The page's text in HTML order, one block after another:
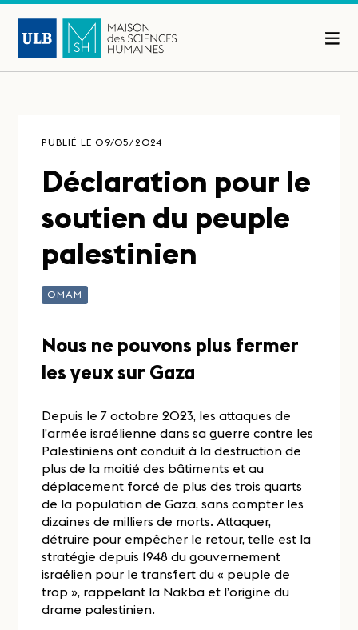
PUBLIÉ LE 09/05/2024
Déclaration pour le
soutien du peuple
palestinien
OMAM
Nous ne pouvons plus fermer
les yeux sur Gaza
Depuis le 7 octobre 2023, les attaques de
l’armée israélienne dans sa guerre contre les
Palestiniens ont conduit à la destruction de
plus de la moitié des bâtiments et au
déplacement forcé de plus des trois quarts
de la population de Gaza, sans compter les
dizaines de milliers de morts. Attaquer,
détruire pour empêcher le retour, telle est la
stratégie depuis 1948 du gouvernement
israélien pour le transfert du « peuple de
trop », rappelant la Nakba et l’origine du
drame palestinien.